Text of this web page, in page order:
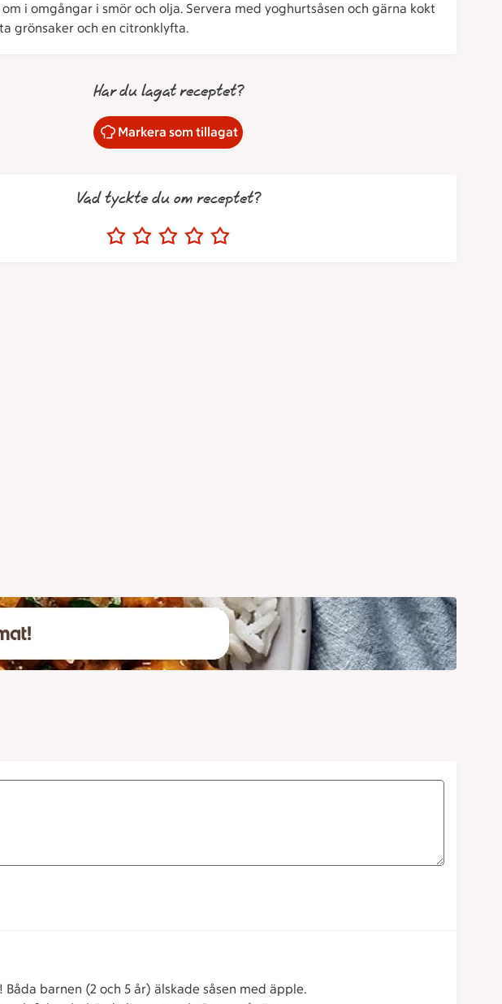
i omgångar i smör och olja. Servera med yoghurtsåsen och gärna kokt
grönsaker och en citronklyfta.
Har du lagat receptet?
Markera som tillagat
Vad tyckte du om receptet?
barnen (2 och 5 år) älskade såsen med äpple.